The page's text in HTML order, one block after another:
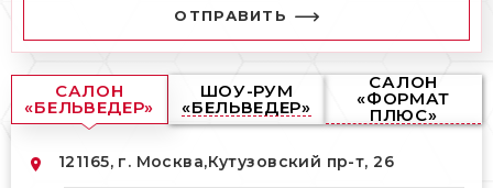
ОТПРАВИТЬ
САЛОН
«БЕЛЬВЕДЕР»
ШОУ-РУМ
«БЕЛЬВЕДЕР»
САЛОН
«ФОРМАТ
ПЛЮС»
121165, г. Москва,Кутузовский пр-т, 26